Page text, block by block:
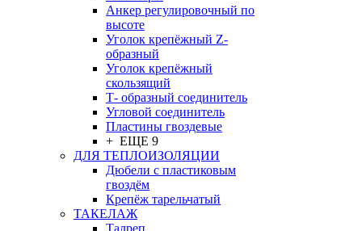
Анкер регулировочный по
высоте
Уголок крепёжный Z-
образный
Уголок крепёжный
скользящий
Т- образный соединитель
Угловой соединитель
Пластины гвоздевые
+ ЕЩЕ 9
ДЛЯ ТЕПЛОИЗОЛЯЦИИ
Дюбели с пластиковым
гвоздём
Крепёж тарельчатый
ТАКЕЛАЖ
Талреп